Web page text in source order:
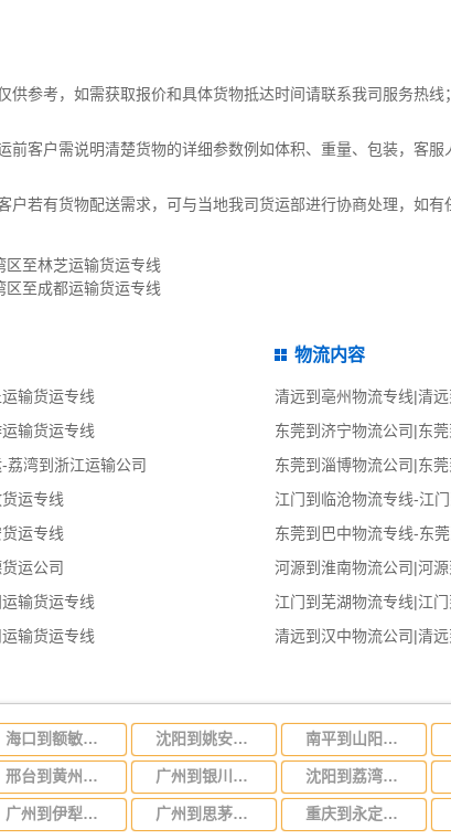
参考，如需获取报价和具体货物抵达时间请联系我司服务热线；
客户需说明清楚货物的详细参数例如体积、重量、包装，客服
户若有货物配送需求，可与当地我司货运部进行协商处理，如
至林芝运输货运专线
至成都运输货运专线
输货运专线
输货运专线
荔湾到浙江运输公司
运专线
运专线
运公司
输货运专线
输货运专线
物流内容
清远到亳州物流专线|清
东莞到济宁物流公司|东
东莞到淄博物流公司|东
江门到临沧物流专线-江
东莞到巴中物流专线-东
河源到淮南物流公司|河
江门到芜湖物流专线|江
清远到汉中物流公司|清
海口到额敏物流公司-货运专线全境闪送「安全高效」 沈阳到姚安物流公司-货运专线全境直达「价格透明」 南平到山阳区物流公司-货运专线价格优惠「专业可靠」
邢台到黄州区物流公司-货运专线实时监控「上门提货」 广州到银川物流专线，广州到宁夏银川货运公司 沈阳到荔湾区物流公司-货运专线多长时间「不随意加价」
广州到伊犁物流专线，广州到新疆伊犁货运公司 广州到思茅物流公司，广州至思茅货运专线，运输公司电话 重庆到永定区物流公司-货运专线准时到货「运费多少」